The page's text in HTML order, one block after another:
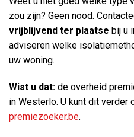
zou zijn? Geen nood.
vrijblijvend ter plaatse bij u
adviseren welke
uw woning.
Wist u dat: de overheid
in Westerlo. U kunt dit verder
premiezoeker.be.